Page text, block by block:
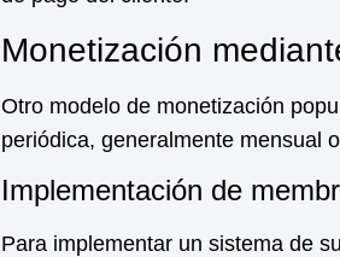
Monetización
Otro modelo de monetización
periódica, generalmente mensual
Implementación de
Para implementar un sistema de